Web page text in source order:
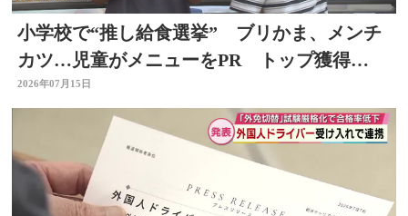
小学校で“推し給食選挙” ブリかま、メンチ
カツ…児童がメニューをPR トップ獲得
は？ 選挙を身近に
2026年07月15日